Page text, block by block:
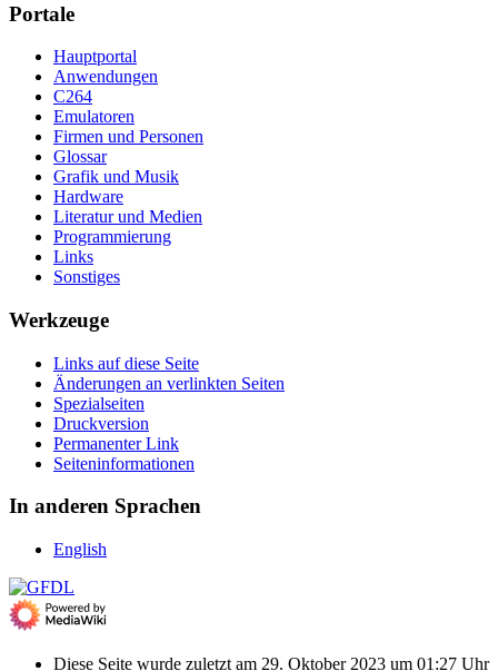
Portale
Hauptportal
Anwendungen
C264
Emulatoren
Firmen und Personen
Glossar
Grafik und Musik
Hardware
Literatur und Medien
Programmierung
Links
Sonstiges
Werkzeuge
Links auf diese Seite
Änderungen an verlinkten Seiten
Spezialseiten
Druckversion
Permanenter Link
Seiten­­informationen
In anderen Sprachen
English
Diese Seite wurde zuletzt am 29. Oktober 2023 um 01:27 Uhr